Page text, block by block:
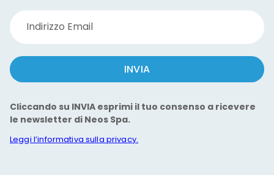
Indirizzo Email
INVIA
Cliccando su INVIA esprimi il tuo consenso a ricevere
le newsletter di Neos Spa.
Leggi l’informativa sulla privacy.